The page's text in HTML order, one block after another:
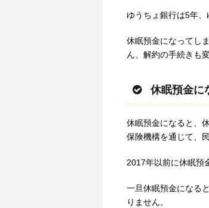
ゆうちょ銀行は5年
休眠預金になってし
ん、解約の手続きも
休眠預金に
休眠預金になると、
保険機構を通じて、
2017年以前に休眠預
一旦休眠預金になる
りません。